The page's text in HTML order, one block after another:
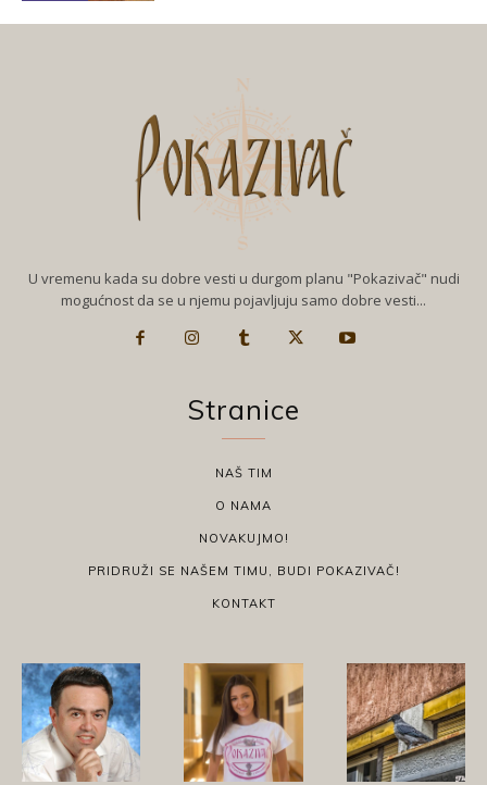
U vremenu kada su dobre vesti u durgom planu "Pokazivač" nudi
mogućnost da se u njemu pojavljuju samo dobre vesti...
Stranice
NAŠ TIM
O NAMA
NOVAKUJMO!
PRIDRUŽI SE NAŠEM TIMU, BUDI POKAZIVAČ!
KONTAKT